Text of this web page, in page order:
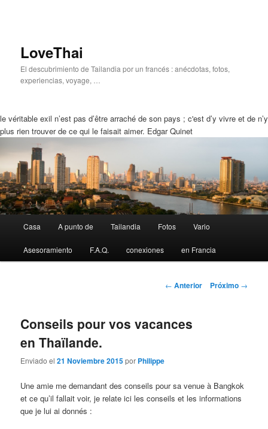
LoveThai
El descubrimiento de Tailandia por un francés : anécdotas, fotos,
experiencias, voyage, …
le véritable exil n’est pas d’être arraché de son pays ; c'est d’y vivre et de n’y
plus rien trouver de ce qui le faisait aimer. Edgar Quinet
Principal
Ir
a
principal
Saltar
a
Casa A punto de Tailandia Fotos Vario
Asesoramiento F.A.Q. conexiones en Francia
Post
← Anterior Próximo →
Conseils pour vos vacances
en Thaïlande.
Enviado el21 Noviembre 2015por Philippe
Une amie me demandant des conseils pour sa venue à Bangkok
et ce qu’il fallait voir, je relate ici les conseils et les informations
que je lui ai donnés :